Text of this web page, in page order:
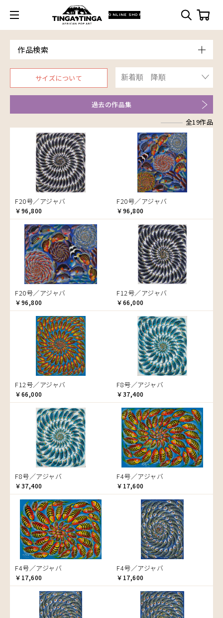
ONLINE SHOP
作品検索
Model
青空
朝焼け
家
イノシシ
イボイノシシ
イルカ
インパラ
うさぎ
お祭り
音楽
カエル
かくれんぼ
家族-親子
カシューナッツの木
カップル
カバ
カメ
カメレオン
木
キリン
キリマンジャロ
孔雀
サイ
魚の群れ
桜
サル
シマウマ
ゾウ
タンザニア
タンザニアの女性
チーター
蝶
チンパンジー
動物たち
鳥
トカゲ
トンボ
日常
ニワトリ
バオバブの木
～￥10,000
￥30,001～40,000
￥40,001～60,000
￥60,001～80,000
￥80,001～100,000
￥100,001～
Artist
ア行
アウスィー
アキリ
アグネス
アジャバ
アダム
アダムス
アパイ
アバス
アブー
アブダラ
アマニ
アミナータ
アリー
アルバー
イッサ
イディー
エミリアス
エレナ
オマリー
カ行
カケパ
カッシム
ガヨ
カンビリ
ゴッドフレイ
コルンバ
サ行
サイディ
ザチ
サビティ
サランゲ
サンデイ
サンデイビッタ
シャハ
シャバーニ
ジャリブーニ
スフィアー二
ズベリ
スライディ（スライドゥ）
ゼナ
セフ
チャド
チャリンダ
チワヤ
ドゥケ
ドサ
ナココ
ハッサーニ
ベッカー
ブッシーリ
マウラーナ
マトゥカ
マジドゥ
マブサ
マリキータ
マルチナ
マワゾ
マングラ
ミムス
ムクラ
ムクンバ
ムスターファ
ヤッスィーニ（ヤッスィン）
ヤフィドゥ
ラ行
ラシッド.ムズグノ
ラシディ
ルーカス
ルブニ
レイモンド
ロジャー
Size
F3号
F4号
F8号
F12号
F20号
規格外S
規格外M
規格外L
Frame
木枠張り／パネル
アートフレーム
サイズについて
過去の作品集
全19作品
F20号／アジャバ
￥96,800
F20号／アジャバ
￥96,800
F20号／アジャバ
￥96,800
F12号／アジャバ
￥66,000
F12号／アジャバ
￥66,000
F8号／アジャバ
￥37,400
F8号／アジャバ
￥37,400
F4号／アジャバ
￥17,600
F4号／アジャバ
￥17,600
F4号／アジャバ
￥17,600